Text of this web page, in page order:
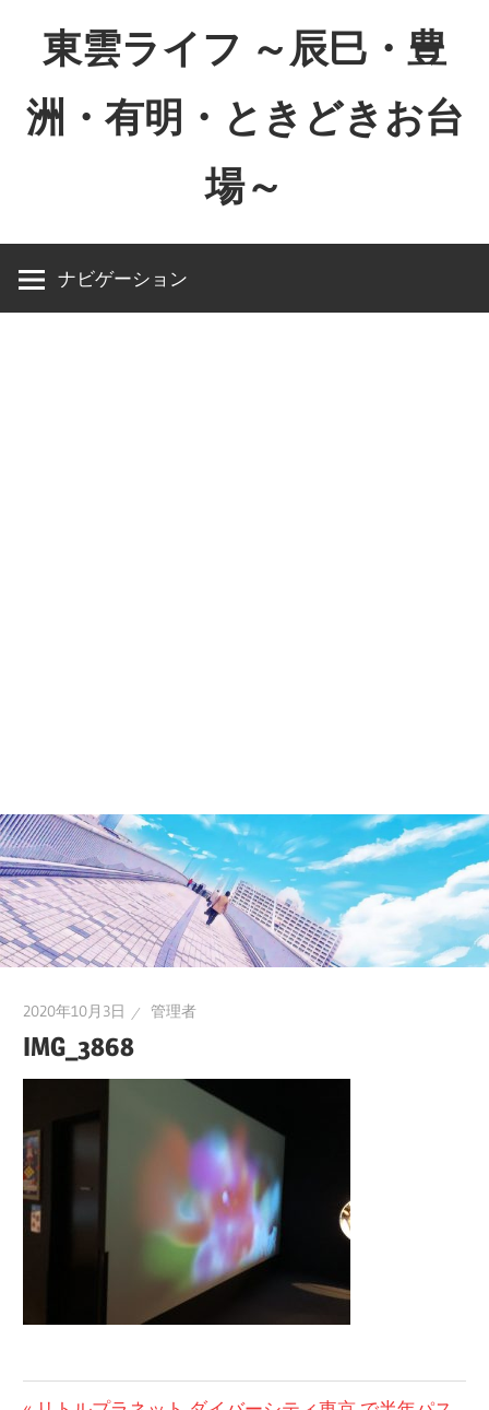
東雲ライフ ～辰巳・豊
洲・有明・ときどきお台
場～
ラ
～
ナビゲーション
2020年10月3日 管理者
IMG_3868